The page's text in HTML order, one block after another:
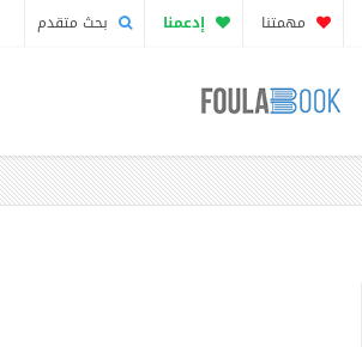
مهمتنا إدعمنا بحث متقدم